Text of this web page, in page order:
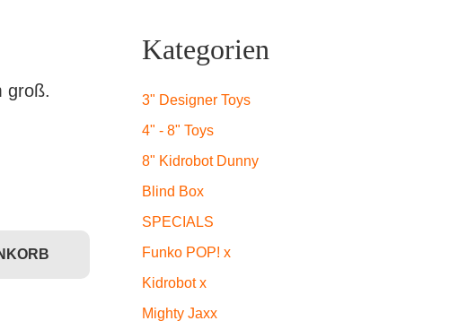
groß.
Kategorien
3" Designer Toys
4" - 8" Toys
8" Kidrobot Dunny
Blind Box
SPECIALS
Funko POP! x
Kidrobot x
Mighty Jaxx